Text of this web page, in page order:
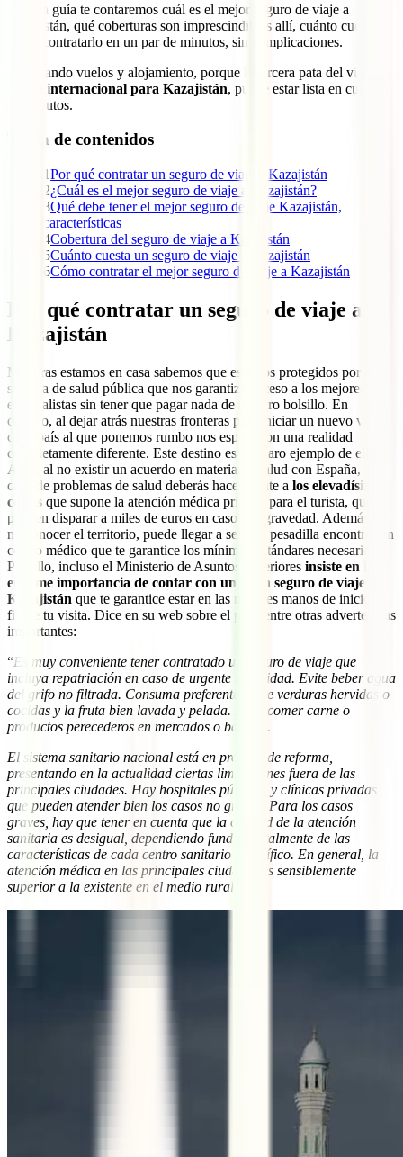
En esta guía te contaremos cuál es el mejor seguro de viaje a
Kazajistán, qué coberturas son imprescindibles allí, cuánto cuesta y
cómo contratarlo en un par de minutos, sin complicaciones.
Ve mirando vuelos y alojamiento, porque la tercera pata del viaje,
póliza internacional para Kazajistán, puede estar lista en cuestión
de minutos.
Tabla de contenidos
1Por qué contratar un seguro de viaje a Kazajistán
2¿Cuál es el mejor seguro de viaje a Kazajistán?
3Qué debe tener el mejor seguro de viaje Kazajistán,
características
4Cobertura del seguro de viaje a Kazajistán
5Cuánto cuesta un seguro de viaje a Kazajistán
6Cómo contratar el mejor seguro de viaje a Kazajistán
Por qué contratar un seguro de viaje a
Kazajistán
Mientras estamos en casa sabemos que estamos protegidos por un
sistema de salud pública que nos garantiza acceso a los mejores
especialistas sin tener que pagar nada de nuestro bolsillo. En
cambio, al dejar atrás nuestras fronteras para iniciar un nuevo viaje,
cada país al que ponemos rumbo nos espera con una realidad
completamente diferente. Este destino es un claro ejemplo de ello.
Aquí, al no existir un acuerdo en materia de salud con España, en
caso de problemas de salud deberás hacer frente a los elevadísimos
costes que supone la atención médica privada para el turista, que se
pueden disparar a miles de euros en casos de gravedad. Además, al
no conocer el territorio, puede llegar a ser una pesadilla encontrar un
centro médico que te garantice los mínimos estándares necesarios.
Por ello, incluso el Ministerio de Asuntos Exteriores insiste en la
enorme importancia de contar con un buen seguro de viaje a
Kazajistán que te garantice estar en las mejores manos de inicio a
fin de tu visita. Dice en su web sobre el país, entre otras advertencias
importantes:
“Es muy conveniente tener contratado un seguro de viaje que
incluya repatriación en caso de urgente necesidad. Evite beber agua
del grifo no filtrada. Consuma preferentemente verduras hervidas o
cocidas y la fruta bien lavada y pelada. Evite comer carne o
productos perecederos en mercados o bazares.
El sistema sanitario nacional está en proceso de reforma,
presentando en la actualidad ciertas limitaciones fuera de las
principales ciudades. Hay hospitales públicos y clínicas privadas
que pueden atender bien los casos no graves. Para los casos
graves, hay que tener en cuenta que la calidad de la atención
sanitaria es desigual, dependiendo fundamentalmente de las
características de cada centro sanitario específico. En general, la
atención médica en las principales ciudades es sensiblemente
superior a la existente en el medio rural.”